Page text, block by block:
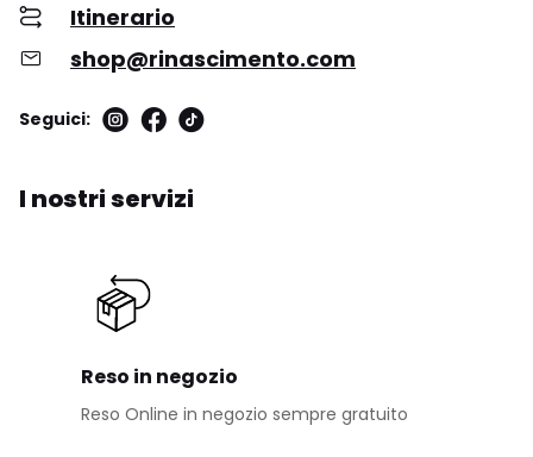
Itinerario
shop@rinascimento.com
Seguici:
I nostri servizi
Reso in negozio
Reso Online in negozio sempre gratuito